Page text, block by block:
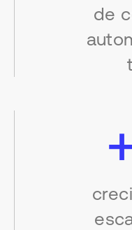
de